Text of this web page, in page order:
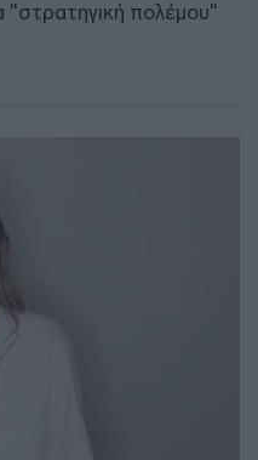
"στρατηγική πολέμου"